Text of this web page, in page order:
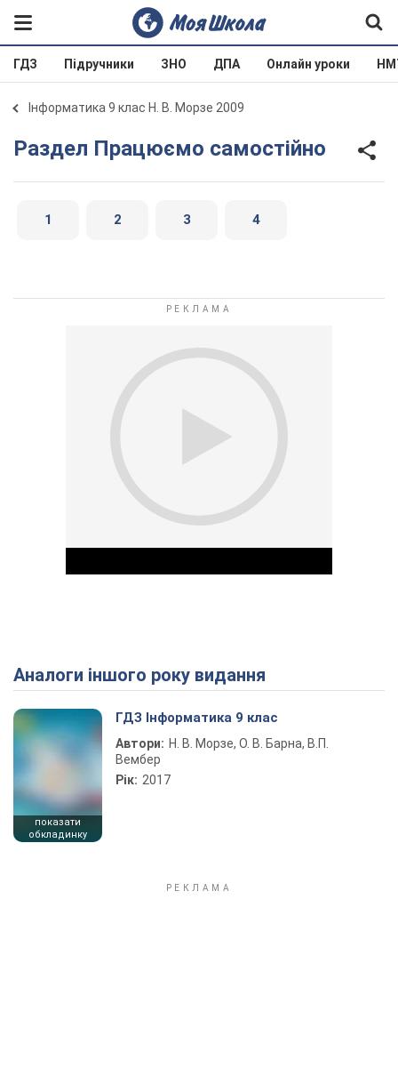
ГДЗ Підручники ЗНО ДПА Онлайн уроки
Інформатика 9 клас Н. В. Морзе 2009
Раздел Працюємо самостійно
1 2 3 4
Play Video
Аналоги іншого року видання
показати
обкладинку
ГДЗ Інформатика 9 клас
Автори: Н. В. Морзе, О. В. Барна, В.П.
Вембер
Рік: 2017